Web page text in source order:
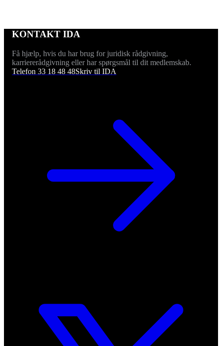
KONTAKT IDA
Få hjælp, hvis du har brug for juridisk rådgivning,
karriererådgivning eller har spørgsmål til dit medlemskab.
Telefon 33 18 48 48Skriv til IDA